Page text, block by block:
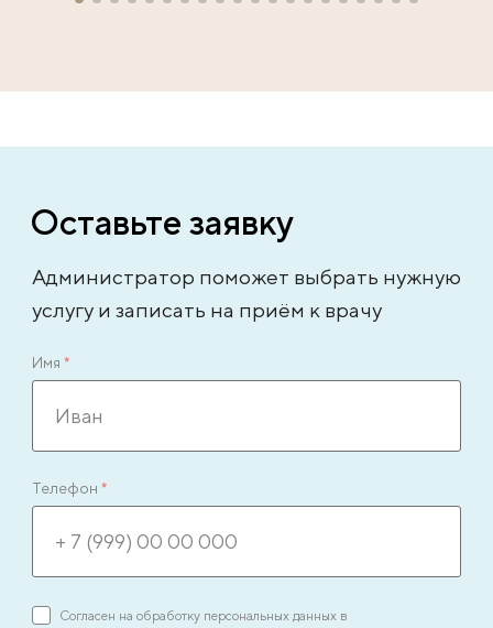
Оставьте заявку
Администратор поможет выбрать нужную
услугу и записать на приём к врачу
Имя *
Телефон *
Согласен на обработку персональных данных в